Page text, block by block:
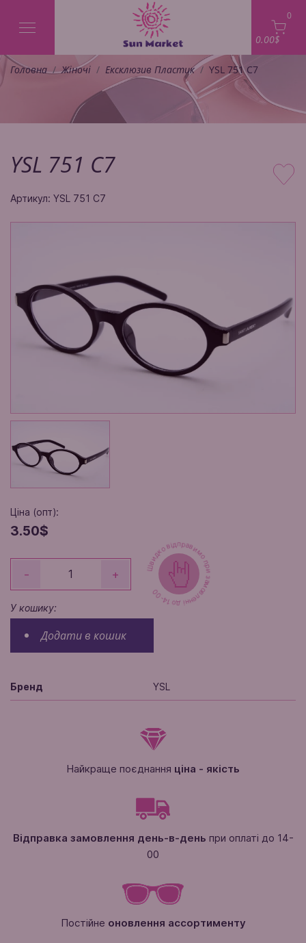
0
0.00$
Головна Жіночі Ексклюзив Пластик YSL 751 C7
YSL 751 C7
Артикул: YSL 751 C7
Ціна (опт):
3.50$
- +
У кошику:
Додати в кошик
Швидко відправимо при замовленні до 14-00
Бренд YSL
Найкраще поєднання ціна - якість
Відправка замовлення день-в-день при оплаті до 14-
00
Постійне оновлення ассортименту